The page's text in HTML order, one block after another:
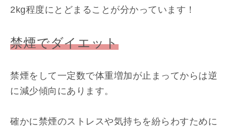
2kg程度にとどまることが分かっています！
禁煙でダイエット
禁煙をして一定数で体重増加が止まってからは逆
に減少傾向にあります。
確かに禁煙のストレスや気持ちを紛らわすために